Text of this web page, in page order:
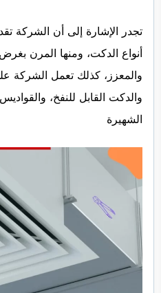
تجدر الإشارة إلى أن الشركة
أنواع الدكت، ومنها المرن
والمعزز، كذلك تعمل الشركة
والدكت القابل للنفخ،
الشهيرة